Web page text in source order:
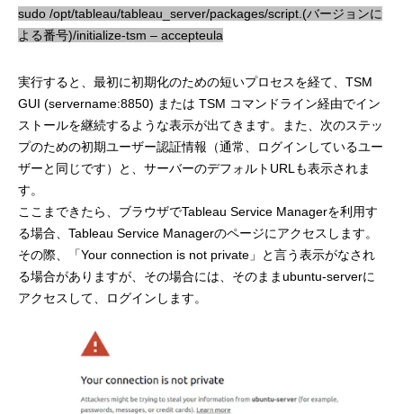
sudo /opt/tableau/tableau_server/packages/script.(バージョンに
よる番号)/initialize-tsm – accepteula
実行すると、最初に初期化のための短いプロセスを経て、TSM
GUI (servername:8850) または TSM コマンドライン経由でイン
ストールを継続するような表示が出てきます。また、次のステッ
プのための初期ユーザー認証情報（通常、ログインしているユー
ザーと同じです）と、サーバーのデフォルトURLも表示されま
す。
ここまできたら、ブラウザでTableau Service Managerを利用す
る場合、Tableau Service Managerのページにアクセスします。
その際、「Your connection is not private」と言う表示がなされ
る場合がありますが、その場合には、そのままubuntu-serverに
アクセスして、ログインします。